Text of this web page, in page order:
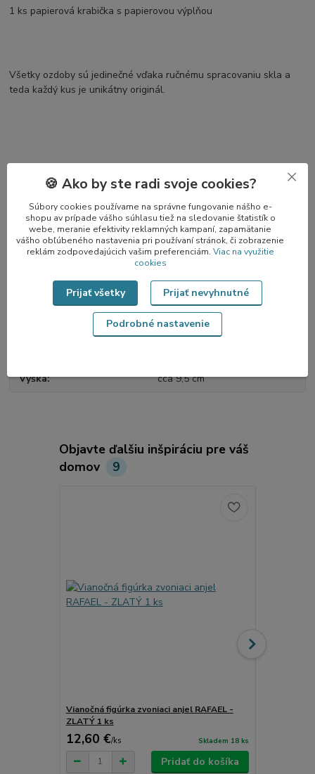
1 ks papierová krabička s papierovou výplňou
Všetky ozdoby sú jedinečné vďaka ručnému spracovaniu skla a
teda každý kus je unikátny originál.
Parametre
figurka, anděl
bílá
cca 6,5 cm
Výška cca 9,5 cm
Objavte ďalšiu inšpiráciu pre váš
domov
9
Vianočná figúrka zvoniaci anjel RAFAEL -
ZLATÝ 1 ks
12,60 €/ks Skladem 18 ks
Pridať do košíka
🍪 Ako by ste radi svoje cookies?
Súbory cookies používame na správne fungovanie nášho e-
shopu av prípade vášho súhlasu tiež na sledovanie štatistík o
webe, meranie efektivity reklamných kampaní, zapamätanie
vášho obľúbeného nastavenia pri používaní stránok, či zobrazenie
reklám zodpovedajúcich vašim preferenciám. Viac na využitie
cookies
Prijať nevyhnutné
Podrobné nastavenie
Prijať všetky